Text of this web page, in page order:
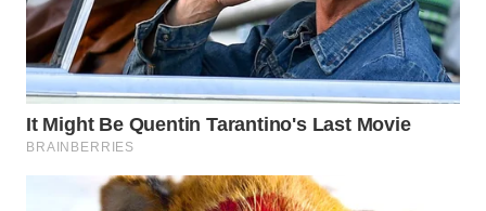
SELEB
WAHANA
PERSONA
WAHANA
OTOMOTIF